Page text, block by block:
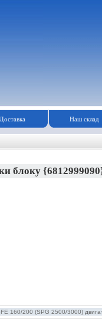
Доставка Наш склад
блоку
160/200 (SPG 2500/3000)